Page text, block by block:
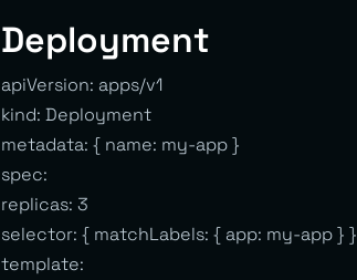
Deployment
apiVersion: apps/v1
kind: Deployment
metadata: { name: my-app }
spec:
replicas: 3
selector: { matchLabels: { app: my-app } }
template: